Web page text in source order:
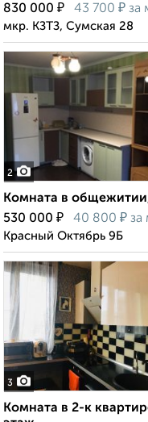
830 000 ₽ 43 700 ₽ за
мкр. КЗТЗ, Сумская 28
2
Комната в
530 000 ₽ 40 800 ₽ за
Красный Октябрь 9Б
3
Комната в 2-к